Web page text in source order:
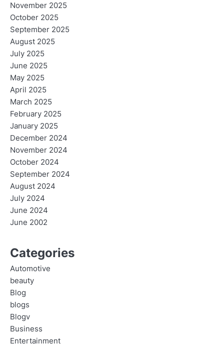
November 2025
October 2025
September 2025
August 2025
July 2025
June 2025
May 2025
April 2025
March 2025
February 2025
January 2025
December 2024
November 2024
October 2024
September 2024
August 2024
July 2024
June 2024
June 2002
Categories
Automotive
beauty
Blog
blogs
Blogv
Business
Entertainment